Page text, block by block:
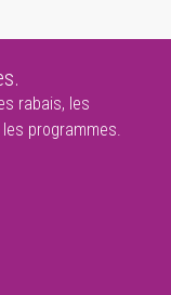
rabais, les
programmes.